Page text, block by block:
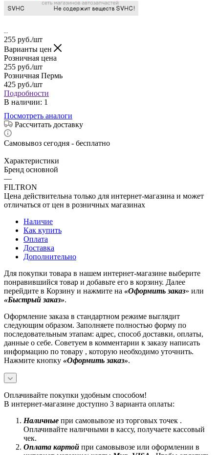
255 руб./шт
Варианты цен
Розничная цена
255 руб./шт
Розничная Пермь
425 руб./шт
Подробности
В наличии: 1
Посмотреть аналоги
Рассчитать доставку
Самовывоз сегодня - бесплатно
Характеристики
Бренд основной
—
FILTRON
Цена действительна только для интернет-магазина и может
отличаться от цен в розничных магазинах
Наличие
Как купить
Оплата
Доставка
Дополнительно
Для покупки товара в нашем интернет-магазине выберите
понравившийся товар и добавьте его в корзину. Далее
перейдите в Корзину и нажмите на «Оформить заказ» или
«Быстрый заказ».
Оформление заказа в стандартном режиме выглядит
следующим образом. Заполняете полностью форму по
последовательным этапам: адрес, способ доставки, оплаты,
данные о себе. Советуем в комментарии к заказу написать
информацию по товару , которую необходимо уточнить.
Нажмите кнопку «Оформить заказ».
Оплачивайте покупки удобным способом!
В интернет-магазине доступно 3 варианта оплаты:
Наличные при самовывозе из торговых точек .
Оплачивайте наличными в кассу, получаете кассовый
чек.
Оплата картой при самовывозе или оформлении в